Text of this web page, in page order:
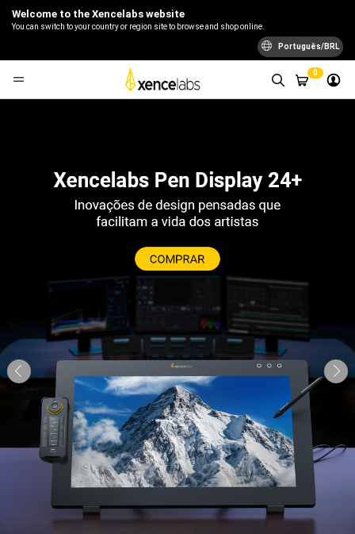
Welcome to the Xencelabs website
You can switch to your country or region site to browse and shop online.
Português/BRL
0